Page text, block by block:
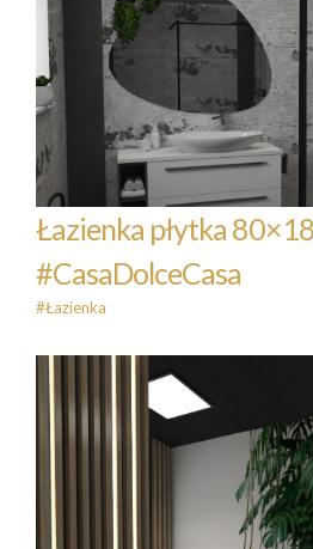
Łazienka
#Łazienka
Łazienka płytka
#CasaDolceCasa
#Łazienka